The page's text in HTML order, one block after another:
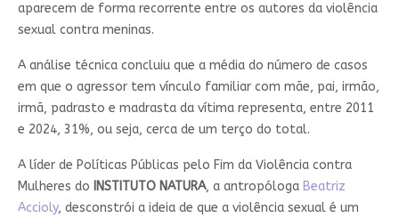
aparecem de forma recorrente entre os autores da violência
sexual contra meninas.
A análise técnica concluiu que a média do número de casos
em que o agressor tem vínculo familiar com mãe, pai, irmão,
irmã, padrasto e madrasta da vítima representa, entre 2011
e 2024, 31%, ou seja, cerca de um terço do total.
A líder de Políticas Públicas pelo Fim da Violência contra
Mulheres do INSTITUTO NATURA, a antropóloga Beatriz
Accioly, desconstrói a ideia de que a violência sexual é um